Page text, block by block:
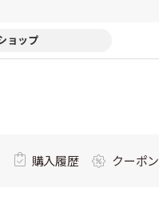
ョップ
購入履歴 クーポン